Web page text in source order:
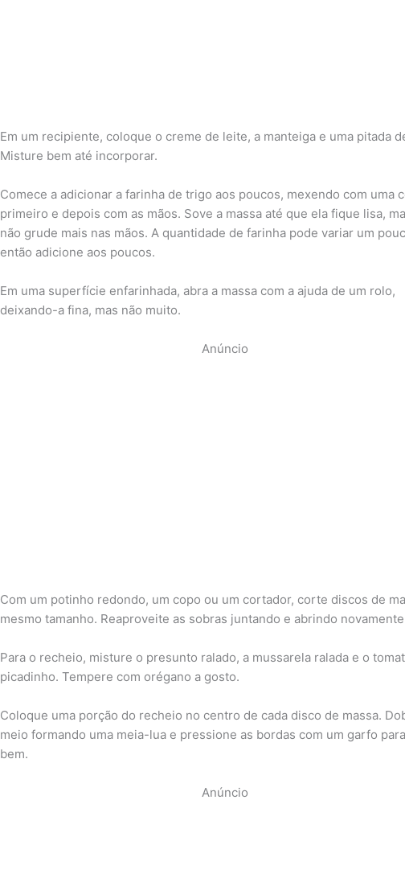
Em um recipiente, coloque o creme de leite, a manteiga e uma pitada
Misture bem até incorporar.
Comece a adicionar a farinha de trigo aos poucos, mexendo com uma
primeiro e depois com as mãos. Sove a massa até que ela fique lisa,
não grude mais nas mãos. A quantidade de farinha pode variar um
então adicione aos poucos.
Em uma superfície enfarinhada, abra a massa com a ajuda de um rolo,
deixando-a fina, mas não muito.
Anúncio
Com um potinho redondo, um copo ou um cortador, corte discos de
mesmo tamanho. Reaproveite as sobras juntando e abrindo
Para o recheio, misture o presunto ralado, a mussarela ralada e o
picadinho. Tempere com orégano a gosto.
Coloque uma porção do recheio no centro de cada disco de massa.
meio formando uma meia-lua e pressione as bordas com um garfo
bem.
Anúncio